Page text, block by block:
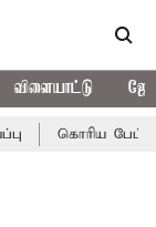
விளையாட்டு
கொரிய பேட்மிண்டன்